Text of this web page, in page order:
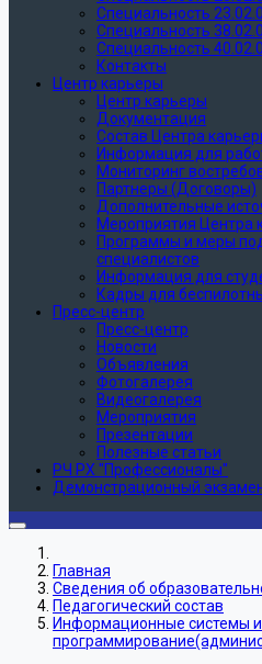
Специальность
Специальность
Специальность
Контакты
Центр карьеры
Центр карьеры
Документация
Состав Центра
Информация для
Мониторинг
Партнеры (Договоры)
Дополнительные
Мероприятия Центра
Программы и меры
специалистов
Информация для
Кадры для
Пресс-центр
Пресс-центр
Новости
Объявления
Фотогалерея
Видеогалерея
Мероприятия
Презентации
Полезные статьи
РЧ РХ "Профессионалы"
Демонстрационный
Главная
Сведения об
Педагогический состав
Информационные системы и